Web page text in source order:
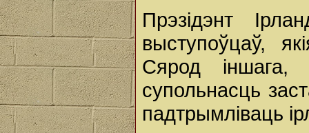
Прэзідэнт
выступоўцаў,
Сярод іншага,
супольнасць
падтрымліваць